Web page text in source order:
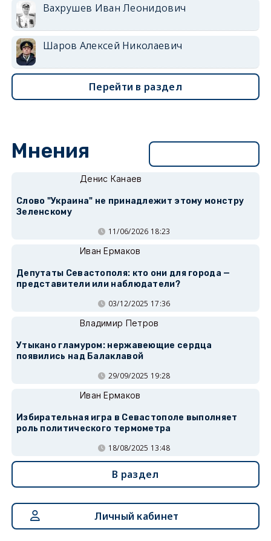
Вахрушев Иван Леонидович
Шаров Алексей Николаевич
Перейти в раздел
Мнения
Денис Канаев
Слово "Украина" не принадлежит этому монстру
Зеленскому
11/06/2026 18:23
Иван Ермаков
Депутаты Севастополя: кто они для города —
представители или наблюдатели?
03/12/2025 17:36
Владимир Петров
Утыкано гламуром: нержавеющие сердца
появились над Балаклавой
29/09/2025 19:28
Иван Ермаков
Избирательная игра в Севастополе выполняет
роль политического термометра
18/08/2025 13:48
В раздел
Личный кабинет